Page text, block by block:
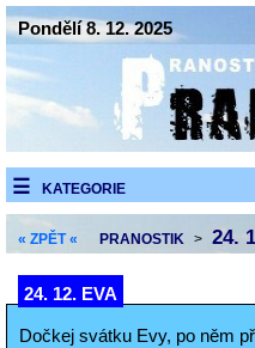
Pondělí 8. 12. 2025
KATEGORIE
« ZPĚT « PRANOSTIK > 24.
24. 12. EVA
Dočkej svátku Evy, po něm